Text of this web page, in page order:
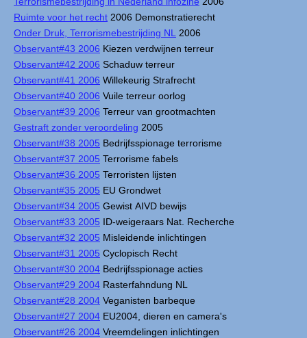
Ruimte voor het recht 2006 Demonstratierecht
Onder Druk, Terrorismebestrijding NL
2006
Observant#43 2006 Kiezen verdwijnen terreur
Observant#42 2006 Schaduw terreur
Observant#41 2006 Willekeurig Strafrecht
Observant#40 2006 Vuile terreur oorlog
Observant#39 2006 Terreur van grootmachten
Gestraft zonder veroordeling 2005
Observant#38 2005 Bedrijfsspionage terrorisme
Observant#37 2005 Terrorisme fabels
Observant#36 2005 Terroristen lijsten
Observant#35 2005 EU Grondwet
Observant#34 2005 Gewist AIVD bewijs
Observant#33 2005 ID-weigeraars Nat. Recherche
Observant#32 2005 Misleidende inlichtingen
Observant#31 2005 Cyclopisch Recht
Observant#30 2004 Bedrijfsspionage acties
Observant#29 2004 Rasterfahndung NL
Observant#28 2004 Veganisten barbeque
Observant#27 2004 EU2004, dieren en camera's
Observant#26 2004 Vreemdelingen inlichtingen